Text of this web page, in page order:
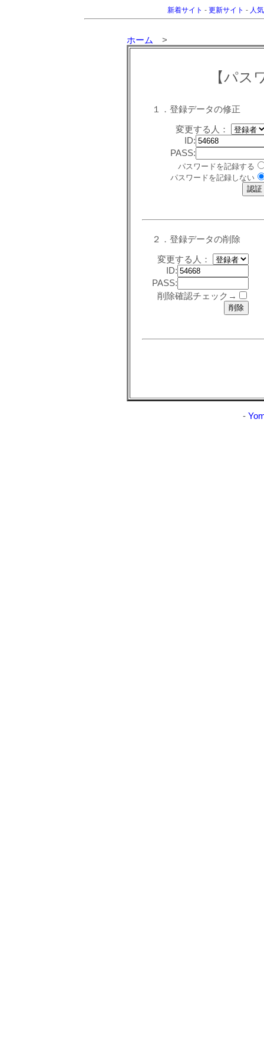
新着サイト - 更新サイト - 人
ホーム >
【パス
１．登録データの修正
変更する人：
ID:
PASS:
パスワードを記録する
パスワードを記録しない
２．登録データの削除
変更する人：
ID:
PASS:
削除確認チェック→
-